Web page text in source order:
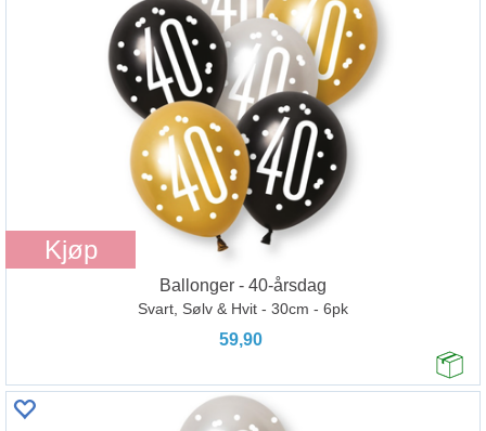
Kjøp
Ballonger - 40-årsdag
Svart, Sølv & Hvit - 30cm - 6pk
59,90